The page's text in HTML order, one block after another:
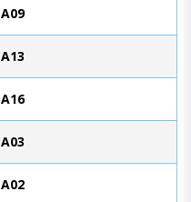
A09
A13
A16
A03
A02